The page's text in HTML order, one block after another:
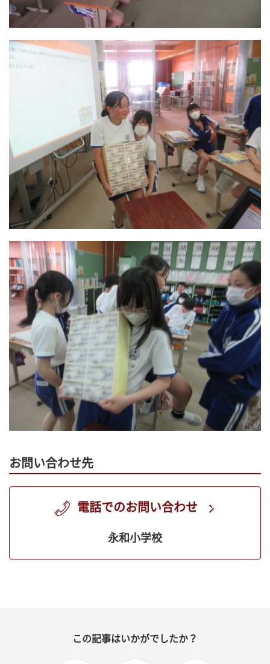
お問い合わせ先
電話でのお問い合わせ
永和小学校
この記事はいかがでしたか？